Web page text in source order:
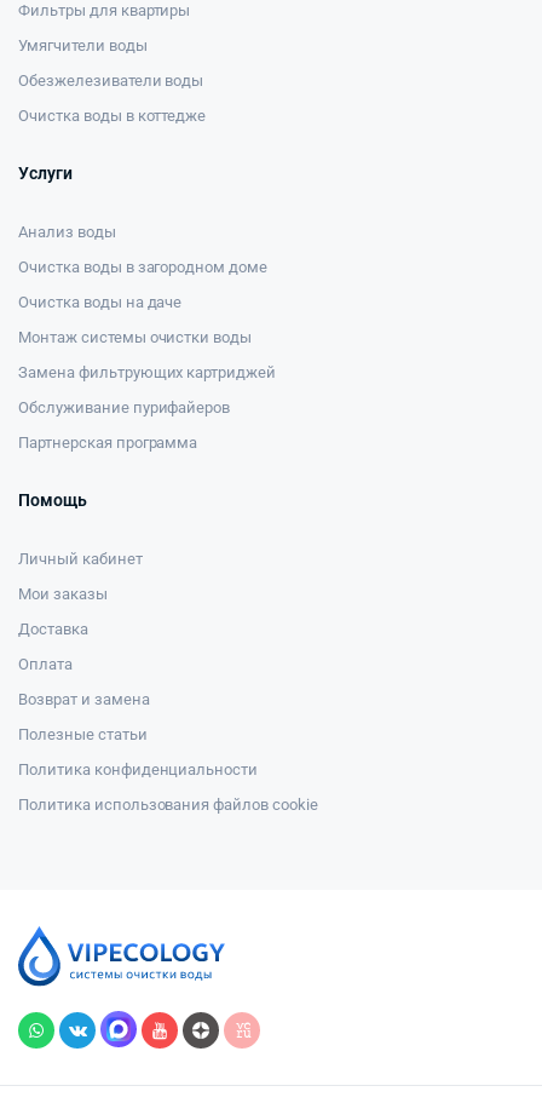
Фильтры для квартиры
Умягчители воды
Обезжелезиватели воды
Очистка воды в коттедже
Услуги
Анализ воды
Очистка воды в загородном доме
Очистка воды на даче
Монтаж системы очистки воды
Замена фильтрующих картриджей
Обслуживание пурифайеров
Партнерская программа
Помощь
Личный кабинет
Мои заказы
Доставка
Оплата
Возврат и замена
Полезные статьи
Политика конфиденциальности
Политика использования файлов cookie